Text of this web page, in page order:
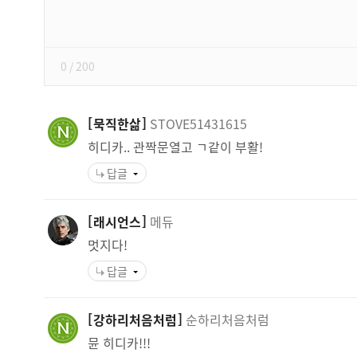
0 / 200
묵직한삶 STOVE51431615
히디카.. 관짝문열고 ㄱ같이 부활!
답글
래시언스 메듀
멋지다!
답글
강하리처음처럼 순하리처음처럼
뮨 히디카!!!